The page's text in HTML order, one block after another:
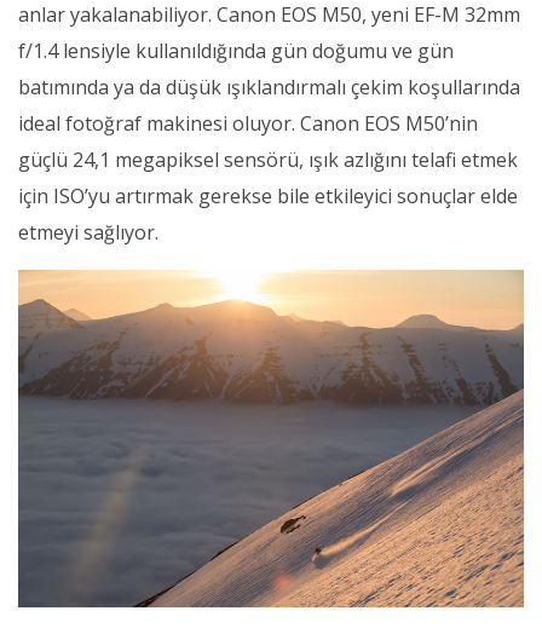
anlar yakalanabiliyor. Canon EOS M50, yeni EF-M 32mm
f/1.4 lensiyle kullanıldığında gün doğumu ve gün
batımında ya da düşük ışıklandırmalı çekim koşullarında
ideal fotoğraf makinesi oluyor. Canon EOS M50’nin
güçlü 24,1 megapiksel sensörü, ışık azlığını telafi etmek
için ISO’yu artırmak gerekse bile etkileyici sonuçlar elde
etmeyi sağlıyor.